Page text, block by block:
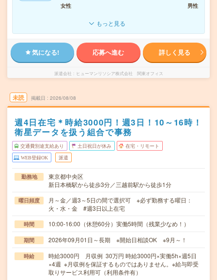
女性
男性
もっと見る
気になる! 応募へ進む 詳しく見る
派遣会社 ヒューマンリソシア株式会社 関東オフィス
未読 掲載日 2026/08/08
週4日在宅＊時給3000円！週3日！10～16時！
衛星データを扱う組合で事務
交通費別途支給あり 土日祝日が休み 在宅・リモート
WEB登録OK 派遣
勤務地
東京都中央区
新日本橋駅から徒歩3分／三越前駅から徒歩1分
曜日頻度
月～金／週3～5日の間で選択可 ※必ず勤務する曜日：
火・水・金 #週3日以上在宅
時間 10:00-16:00（休憩60分）実働5時間（残業少なめ！）
期間 2026年09月01日～長期 ※開始日相談OK ※9月～！
時給
時給3000円 月収例 30万円 時給3000円×実働5h×週5日
×4週 ※月収例を保証するものではありません。※給与即受
取りサービス利用可（利用条件有）